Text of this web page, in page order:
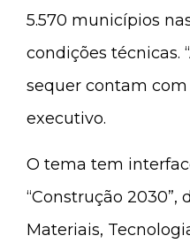
5.570 municípios
condições técnicas.
sequer contam com
executivo.
O tema tem
“Construção 2030”,
Materiais,